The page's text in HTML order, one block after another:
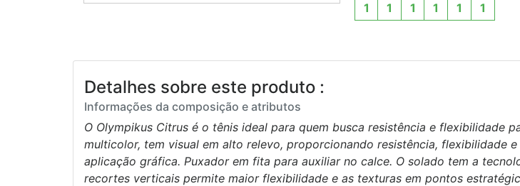
1
1 1 1 1 1
Detalhes sobre este produto :
Informações da composição e atributos
O Olympikus Citrus é o tênis ideal para quem busca resistência e flexibilidade
multicolor, tem visual em alto relevo, proporcionando resistência, flexibilidade
aplicação gráfica. Puxador em fita para auxiliar no calce. O solado tem a
recortes verticais permite maior flexibilidade e as texturas em pontos